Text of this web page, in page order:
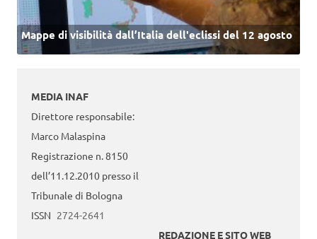
Mappe di visibilità dall’Italia dell'eclissi del 12 agosto
MEDIA INAF
Direttore responsabile:
Marco Malaspina
Registrazione n. 8150
dell’11.12.2010 presso il
Tribunale di Bologna
ISSN 2724-2641
REDAZIONE E SITO WEB